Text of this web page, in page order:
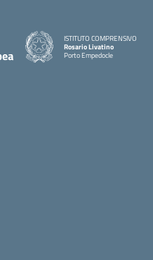
ISTITUTO COMPRENSIVO
Rosario Livatino
Porto Empedocle